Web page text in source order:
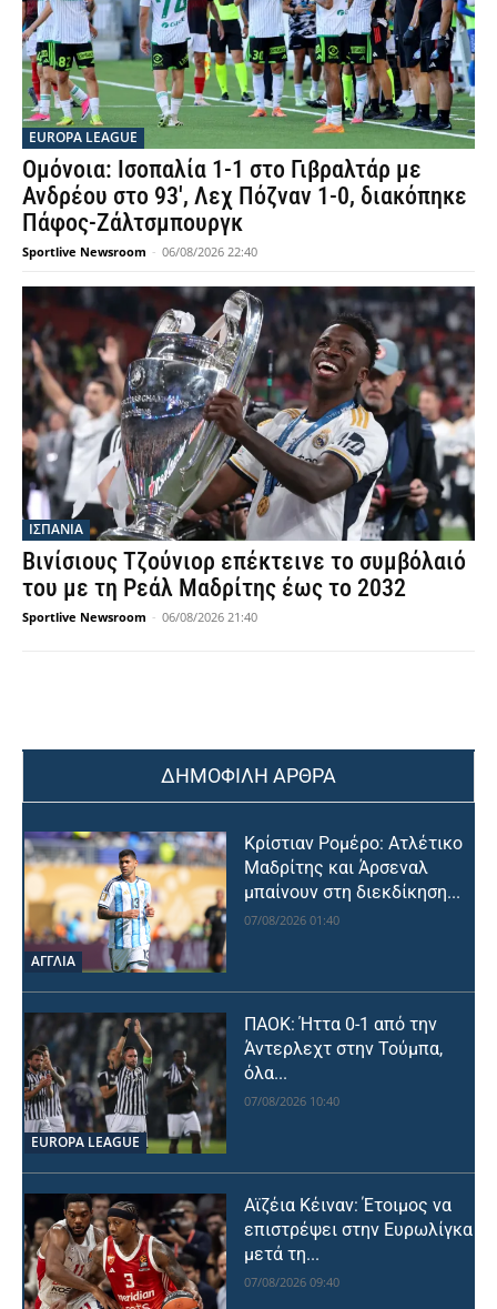
EUROPA LEAGUE
Ομόνοια: Ισοπαλία 1-1 στο Γιβραλτάρ με
Ανδρέου στο 93′, Λεχ Πόζναν 1-0, διακόπηκε
Πάφος-Ζάλτσμπουργκ
Sportlive Newsroom - 06/08/2026 22:40
ΙΣΠΑΝΙΑ
Βινίσιους Τζούνιορ επέκτεινε το συμβόλαιό
του με τη Ρεάλ Μαδρίτης έως το 2032
Sportlive Newsroom - 06/08/2026 21:40
ΔΗΜΟΦΙΛΗ ΑΡΘΡΑ
ΑΓΓΛΙΑ
Κρίστιαν Ρομέρο: Ατλέτικο
Μαδρίτης και Άρσεναλ
μπαίνουν στη διεκδίκηση...
07/08/2026 01:40
EUROPA LEAGUE
ΠΑΟΚ: Ήττα 0-1 από την
Άντερλεχτ στην Τούμπα,
όλα...
07/08/2026 10:40
Αϊζέια Κέιναν: Έτοιμος να
επιστρέψει στην Ευρωλίγκα
μετά τη...
07/08/2026 09:40